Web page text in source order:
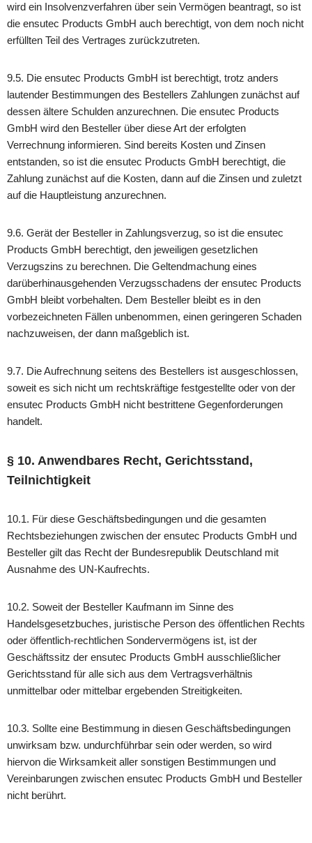
wird ein Insolvenzverfahren über sein Vermögen beantragt, so ist
die ensutec Products GmbH auch berechtigt, von dem noch nicht
erfüllten Teil des Vertrages zurückzutreten.
9.5. Die ensutec Products GmbH ist berechtigt, trotz anders
lautender Bestimmungen des Bestellers Zahlungen zunächst auf
dessen ältere Schulden anzurechnen. Die ensutec Products
GmbH wird den Besteller über diese Art der erfolgten
Verrechnung informieren. Sind bereits Kosten und Zinsen
entstanden, so ist die ensutec Products GmbH berechtigt, die
Zahlung zunächst auf die Kosten, dann auf die Zinsen und zuletzt
auf die Hauptleistung anzurechnen.
9.6. Gerät der Besteller in Zahlungsverzug, so ist die ensutec
Products GmbH berechtigt, den jeweiligen gesetzlichen
Verzugszins zu berechnen. Die Geltendmachung eines
darüberhinausgehenden Verzugsschadens der ensutec Products
GmbH bleibt vorbehalten. Dem Besteller bleibt es in den
vorbezeichneten Fällen unbenommen, einen geringeren Schaden
nachzuweisen, der dann maßgeblich ist.
9.7. Die Aufrechnung seitens des Bestellers ist ausgeschlossen,
soweit es sich nicht um rechtskräftige festgestellte oder von der
ensutec Products GmbH nicht bestrittene Gegenforderungen
handelt.
§ 10. Anwendbares Recht, Gerichtsstand,
Teilnichtigkeit
10.1. Für diese Geschäftsbedingungen und die gesamten
Rechtsbeziehungen zwischen der ensutec Products GmbH und
Besteller gilt das Recht der Bundesrepublik Deutschland mit
Ausnahme des UN-Kaufrechts.
10.2. Soweit der Besteller Kaufmann im Sinne des
Handelsgesetzbuches, juristische Person des öffentlichen Rechts
oder öffentlich-rechtlichen Sondervermögens ist, ist der
Geschäftssitz der ensutec Products GmbH ausschließlicher
Gerichtsstand für alle sich aus dem Vertragsverhältnis
unmittelbar oder mittelbar ergebenden Streitigkeiten.
10.3. Sollte eine Bestimmung in diesen Geschäftsbedingungen
unwirksam bzw. undurchführbar sein oder werden, so wird
hiervon die Wirksamkeit aller sonstigen Bestimmungen und
Vereinbarungen zwischen ensutec Products GmbH und Besteller
nicht berührt.